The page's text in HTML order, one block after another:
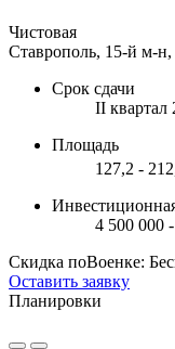
Чистовая
Ставрополь, 15-й м-н,
Срок сдачи
II квартал
Площадь
127,2 -
4 500 000
Скидка поВоенке:
Оставить заявку
Планировки